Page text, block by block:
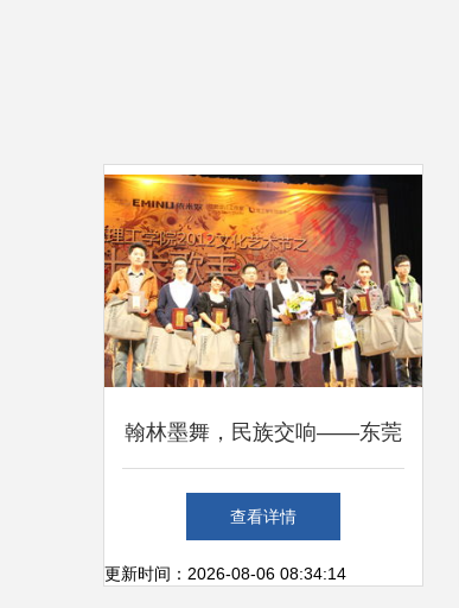
翰林墨舞，民族交响——东莞
理工学院文艺想象与文化实践
查看详情
更新时间：2026-08-06 08:34:14